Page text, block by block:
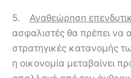
5. Αναθεώρηση
ασφαλιστές θα πρέπει να
στρατηγικές κατανομής
η οικονομία μεταβαίνει